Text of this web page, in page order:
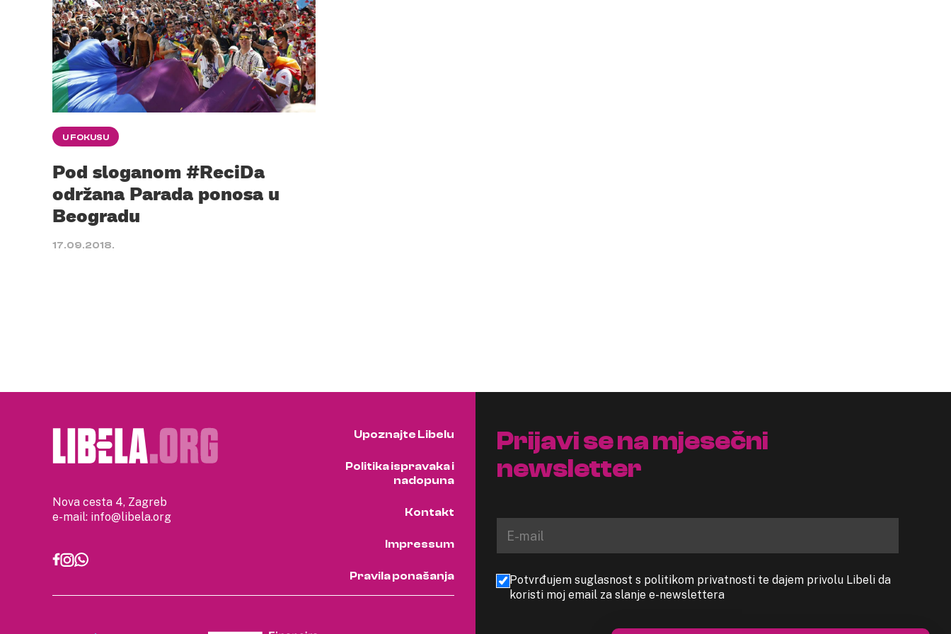
U FOKUSU
Pod sloganom #ReciDa
održana Parada ponosa u
Beogradu
17.09.2018.
Nova cesta 4, Zagreb
e-mail: info@libela.org
Upoznajte Libelu
Politika ispravaka i
nadopuna
Kontakt
Impressum
Pravila ponašanja
Prijavi se na mjesečni
newsletter
Potvrđujem suglasnost s politikom privatnosti te dajem privolu Libeli da
koristi moj email za slanje e-newslettera